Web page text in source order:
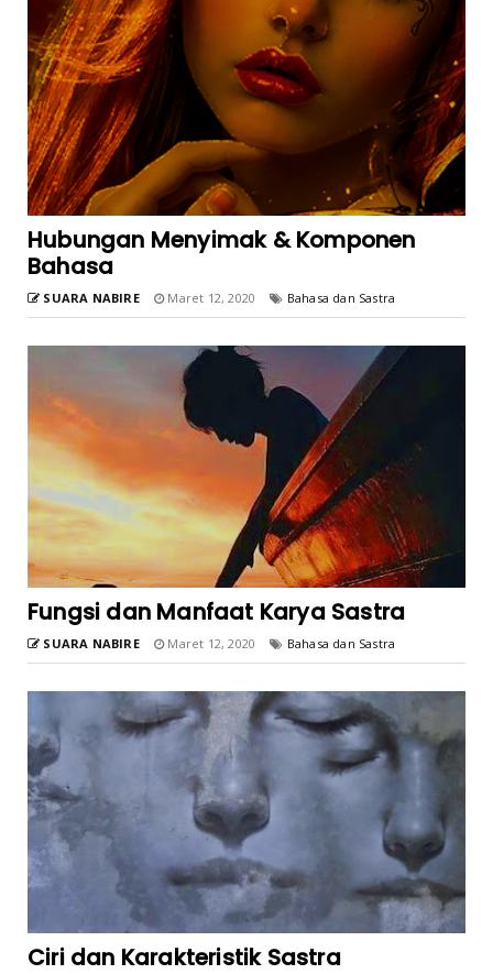
Hubungan Menyimak & Komponen
Bahasa
SUARA NABIRE Maret 12, 2020 Bahasa dan Sastra
Fungsi dan Manfaat Karya Sastra
SUARA NABIRE Maret 12, 2020 Bahasa dan Sastra
Ciri dan Karakteristik Sastra